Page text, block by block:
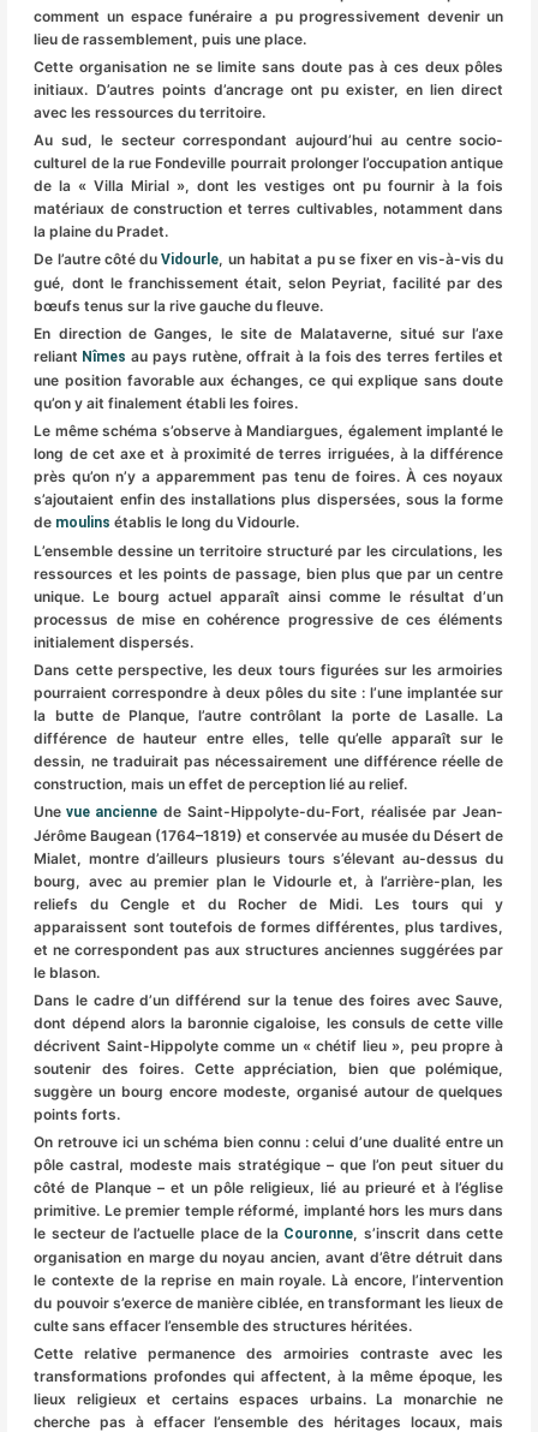
comment un espace funéraire a pu progressivement devenir un
lieu de rassemblement, puis une place.
Cette organisation ne se limite sans doute pas à ces deux pôles
initiaux. D’autres points d’ancrage ont pu exister, en lien direct
avec les ressources du territoire.
Au sud, le secteur correspondant aujourd’hui au centre socio-
culturel de la rue Fondeville pourrait prolonger l’occupation antique
de la « Villa Mirial », dont les vestiges ont pu fournir à la fois
matériaux de construction et terres cultivables, notamment dans
la plaine du Pradet.
De l’autre côté duVidourle, un habitat a pu se fixer en vis-à-vis du
gué, dont le franchissement était, selon Peyriat, facilité par des
bœufs tenus sur la rive gauche du fleuve.
En direction de Ganges, le site de Malataverne, situé sur l’axe
reliant Nîmes au pays rutène, offrait à la fois des terres fertiles et
une position favorable aux échanges, ce qui explique sans doute
qu’on y ait finalement établi les foires.
Le même schéma s’observe à Mandiargues, également implanté le
long de cet axe et à proximité de terres irriguées, à la différence
près qu’on n’y a apparemment pas tenu de foires. À ces noyaux
s’ajoutaient enfin des installations plus dispersées, sous la forme
de moulins établis le long du Vidourle.
L’ensemble dessine un territoire structuré par les circulations, les
ressources et les points de passage, bien plus que par un centre
unique. Le bourg actuel apparaît ainsi comme le résultat d’un
processus de mise en cohérence progressive de ces éléments
initialement dispersés.
Dans cette perspective, les deux tours figurées sur les armoiries
pourraient correspondre à deux pôles du site : l’une implantée sur
la butte de Planque, l’autre contrôlant la porte de Lasalle. La
différence de hauteur entre elles, telle qu’elle apparaît sur le
dessin, ne traduirait pas nécessairement une différence réelle de
construction, mais un effet de perception lié au relief.
Unevue ancienne de Saint-Hippolyte-du-Fort, réalisée par Jean-
Jérôme Baugean (1764–1819) et conservée au musée du Désert de
Mialet, montre d’ailleurs plusieurs tours s’élevant au-dessus du
bourg, avec au premier plan le Vidourle et, à l’arrière-plan, les
reliefs du Cengle et du Rocher de Midi. Les tours qui y
apparaissent sont toutefois de formes différentes, plus tardives,
et ne correspondent pas aux structures anciennes suggérées par
le blason.
Dans le cadre d’un différend sur la tenue des foires avec Sauve,
dont dépend alors la baronnie cigaloise, les consuls de cette ville
décrivent Saint-Hippolyte comme un « chétif lieu », peu propre à
soutenir des foires. Cette appréciation, bien que polémique,
suggère un bourg encore modeste, organisé autour de quelques
points forts.
On retrouve ici un schéma bien connu : celui d’une dualité entre un
pôle castral, modeste mais stratégique – que l’on peut situer du
côté de Planque – et un pôle religieux, lié au prieuré et à l’église
primitive. Le premier temple réformé, implanté hors les murs dans
le secteur de l’actuelle place de la Couronne, s’inscrit dans cette
organisation en marge du noyau ancien, avant d’être détruit dans
le contexte de la reprise en main royale. Là encore, l’intervention
du pouvoir s’exerce de manière ciblée, en transformant les lieux de
culte sans effacer l’ensemble des structures héritées.
Cette relative permanence des armoiries contraste avec les
transformations profondes qui affectent, à la même époque, les
lieux religieux et certains espaces urbains. La monarchie ne
cherche pas à effacer l’ensemble des héritages locaux, mais